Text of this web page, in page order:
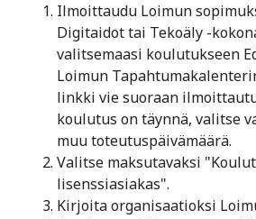
Ilmoittaudu Loimun
Digitaidot tai Tekoäly -
valitsemaasi koulutukseen
Loimun
linkki vie suoraan
koulutus on täynnä, valitse
muu toteutuspäivämäärä.
Valitse maksutavaksi
lisenssiasiakas".
Kirjoita organisaatioksi